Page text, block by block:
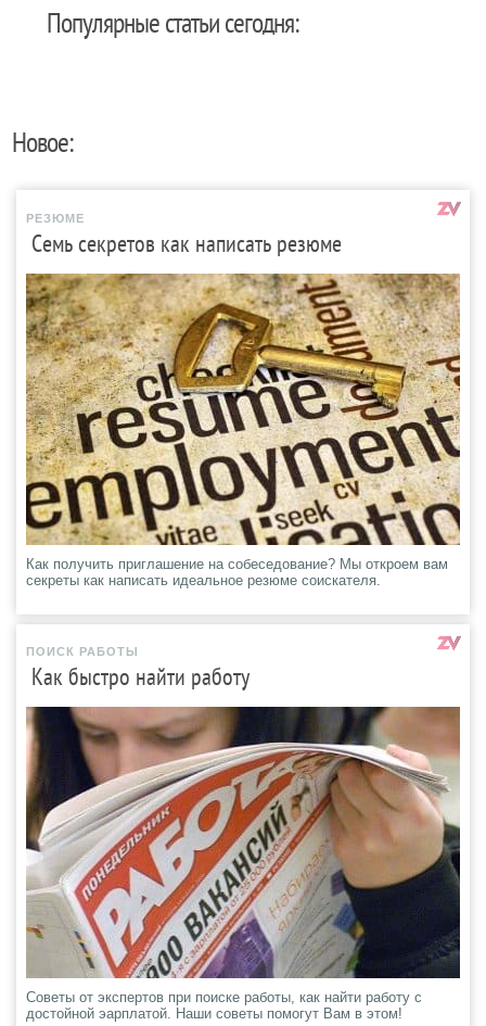
Популярные статьи сегодня:
Новое:
РЕЗЮМЕ
Семь секретов как написать резюме
Как получить приглашение на собеседование? Мы откроем вам
секреты как написать идеальное резюме соискателя.
ПОИСК РАБОТЫ
Как быстро найти работу
Советы от экспертов при поиске работы, как найти работу с
достойной эарплатой. Наши советы помогут Вам в этом!